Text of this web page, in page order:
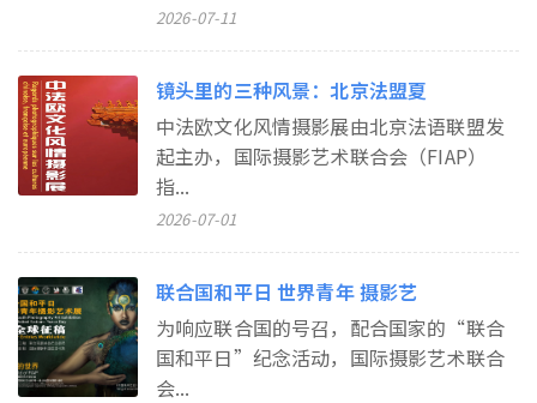
2026-07-11
镜头里的三种风景：北京法盟夏
中法欧文化风情摄影展由北京法语联盟发
起主办，国际摄影艺术联合会（FIAP）
指...
2026-07-01
联合国和平日 世界青年 摄影艺
为响应联合国的号召，配合国家的“联合
国和平日”纪念活动，国际摄影艺术联合
会...